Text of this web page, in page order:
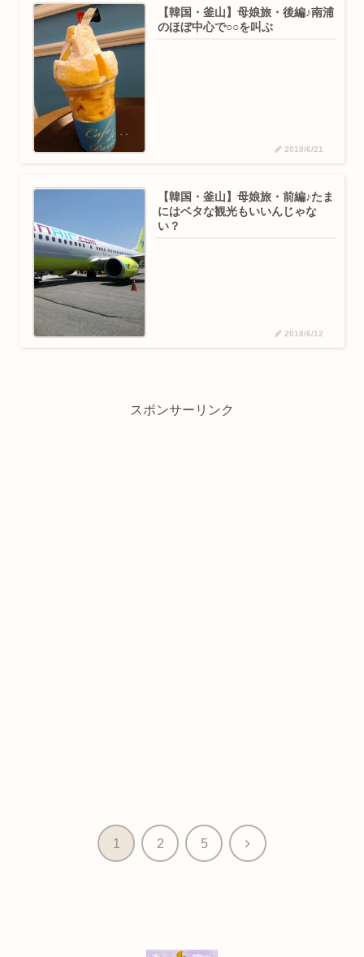
【韓国・釜山】母娘旅・後編♪南浦
のほぼ中心で○○を叫ぶ
2018/6/21
【韓国・釜山】母娘旅・前編♪たま
にはベタな観光もいいんじゃな
い？
2018/6/12
スポンサーリンク
1 2 5 次